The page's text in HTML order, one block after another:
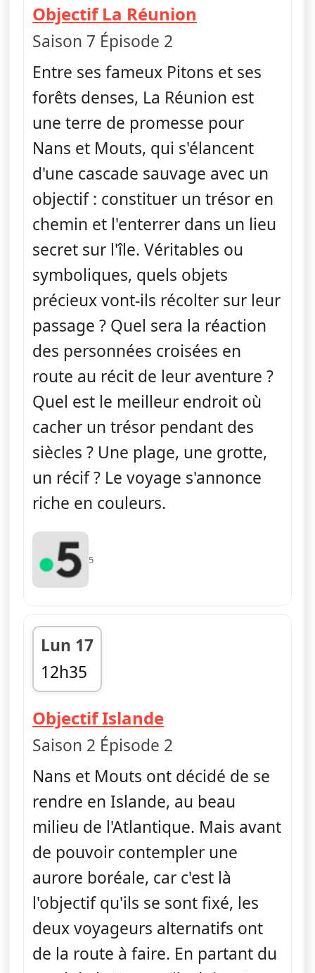
Objectif La Réunion
Saison 7 Épisode 2
Entre ses fameux Pitons et ses
forêts denses, La Réunion est
une terre de promesse pour
Nans et Mouts, qui s'élancent
d'une cascade sauvage avec un
objectif : constituer un trésor en
chemin et l'enterrer dans un lieu
secret sur l'île. Véritables ou
symboliques, quels objets
précieux vont-ils récolter sur leur
passage ? Quel sera la réaction
des personnées croisées en
route au récit de leur aventure ?
Quel est le meilleur endroit où
cacher un trésor pendant des
siècles ? Une plage, une grotte,
un récif ? Le voyage s'annonce
riche en couleurs.
5
Lun 17
12h35
fin 13h35
Objectif Islande— Nus et culottés
Saison 2 Épisode 2
Nans et Mouts ont décidé de se
rendre en Islande, au beau
milieu de l'Atlantique. Mais avant
de pouvoir contempler une
aurore boréale, car c'est là
l'objectif qu'ils se sont fixé, les
deux voyageurs alternatifs ont
de la route à faire. En partant du